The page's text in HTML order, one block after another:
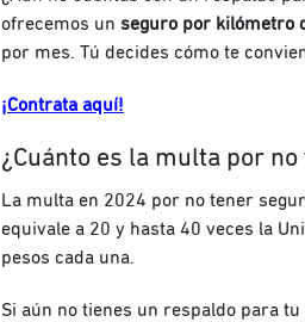
ofrecemos un seguro por kilómetro
por mes. Tú decides cómo te
¡Contrata aquí!
¿Cuánto es la multa por
La multa en 2024 por no tener
equivale a 20 y hasta 40 veces la
pesos cada una.
Si aún no tienes un respaldo para